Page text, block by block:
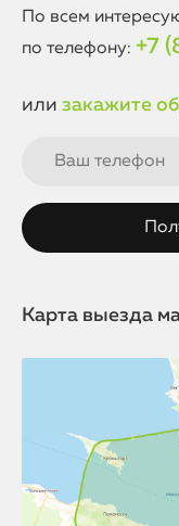
По всем
по телефону: +7
или закажите
Карта выезда